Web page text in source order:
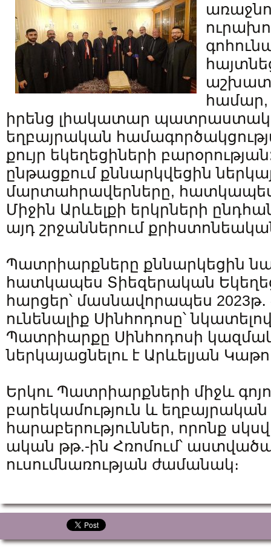
համար,
իրենց լիակատար
եղբայրական
քույր եկեղեցիների
ընթացքում քննարկվեցին
մարտահրավերները,
Միջին Արևելքի երկրների
այդ շրջաններում
Պատրիարքները քննարկեցին
հատկապես Տիեզերական
հարցեր՝ մասնավորապես
ունենալիք Սինհոդոսը՝
Պատրիարքը Սինհոդոսի
ներկայացնելու է Արևելյան
Երկու Պատրիարքների միջև
բարեկամություն և
հարաբերություններ, որոնք
ական թթ.-ին Հռոմում՝
ուսումնառության ժամանակ։